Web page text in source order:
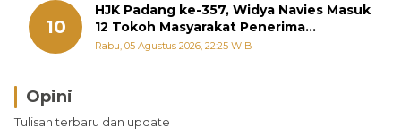
10
HJK Padang ke-357, Widya Navies Masuk
12 Tokoh Masyarakat Penerima
Penghargaan Pemko Padang
Rabu, 05 Agustus 2026, 22:25 WIB
Opini
Tulisan terbaru dan update
Brasil Lebih Diunggulkan, tetapi Jepang Selalu
Punya Cara Membuat Kejutan